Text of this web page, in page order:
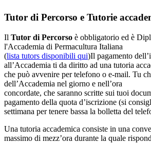
Tutor di Percorso e Tutorie
Il Tutor di Percorso è obbligatorio ed è
l'Accademia di Permacultura Italiana
(lista tutors disponibili qui)Il pagamento
all’Accademia ti da diritto ad una tutoria
che può avvenire per telefono o e-mail. Tu
dell’Accademia nel giorno e nell’ora
concordate, che saranno scritte sui tuoi
pagamento della quota d’iscrizione (si
settimana per tenere bassa la bolletta del
Una tutoria accademica consiste in una
massimo di mezz’ora durante la quale